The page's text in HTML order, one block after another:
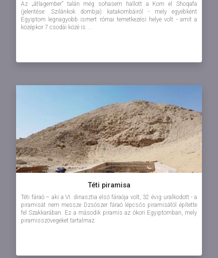
Az „átlagember” talán még sohasem hallott a Kom el Shoqafa
(jelentése: Szilánkok dombja) katakombáiról - mely egyébként
Egyiptom legnagyobb ismert római temetkezési helye volt - amit a
középkor 7 csodái közé is ...
Téti piramisa
Téti fáraó – aki a VI. dinasztia első fáraója volt, 32 évig uralkodott - a
piramisát nem messze Dzsószer fáraó lépcsős piramisától építette
fel Szakkarában. Ez a második piramis az ókori Egyiptomban, mely
piramisszövegeket tartalmaz.